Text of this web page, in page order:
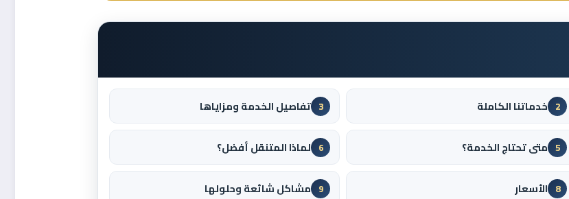
2 خدماتنا الكاملة 3 تفاصيل الخدمة ومزاياها
5 متى تحتاج الخدمة؟ 6 لماذا المتنقل أفضل؟
8 الأسعار 9 مشاكل شائعة وحلولها